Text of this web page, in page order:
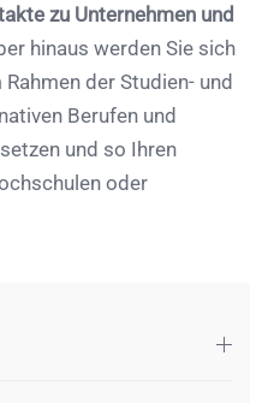
zu Unternehmen und
hinaus werden Sie sich
der Studien- und
Berufen und
und so Ihren
oder